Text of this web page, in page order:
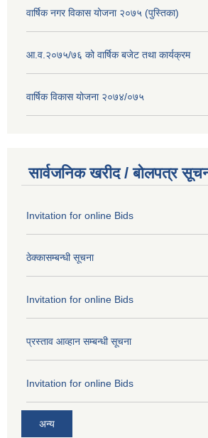
वार्षिक नगर विकास योजना २०७५ (पुस्तिका)
आ.व.२०७५/७६ को वार्षिक बजेट तथा कार्यक्रम
वार्षिक विकास योजना २०७४/०७५
सार्वजनिक खरीद / बोलपत्र
Invitation for online Bids
ठेक्कासम्बन्धी सूचना
Invitation for online Bids
प्रस्ताव आव्हान सम्बन्धी सूचना
Invitation for online Bids
अन्य